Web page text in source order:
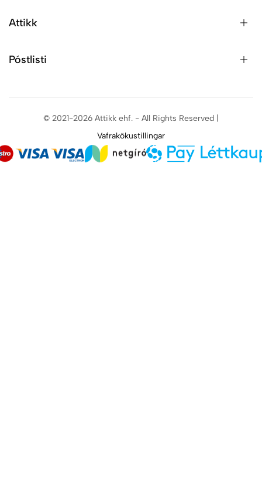
Attikk
Póstlisti
© 2021-2026 Attikk ehf. - All Rights Reserved |
Vafrakökustillingar